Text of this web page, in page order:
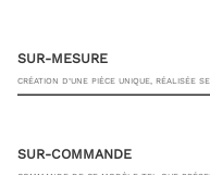
SUR-MESURE
CRÉATION D’UNE PIÈCE UNIQUE, RÉALISÉE
SUR-COMMANDE